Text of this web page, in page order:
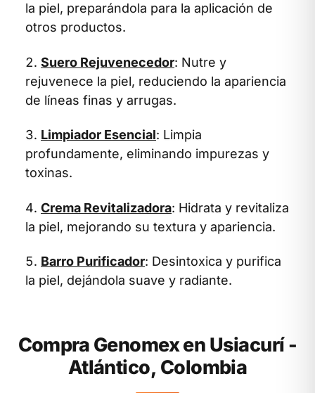
la piel, preparándola para la aplicación de
otros productos.
Suero Rejuvenecedor: Nutre y
rejuvenece la piel, reduciendo la apariencia
de líneas finas y arrugas.
Limpiador Esencial: Limpia
profundamente, eliminando impurezas y
toxinas.
Crema Revitalizadora: Hidrata y revitaliza
la piel, mejorando su textura y apariencia.
Barro Purificador: Desintoxica y purifica
la piel, dejándola suave y radiante.
Compra Genomex en Usiacurí -
Atlántico, Colombia